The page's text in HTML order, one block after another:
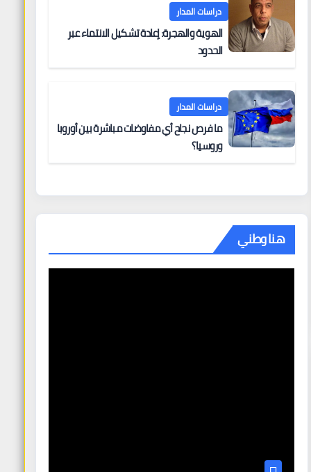
دراسات المدار
الهوية والهجرة: إعادة تشكيل الانتماء عبر
الحدود
دراسات المدار
ما فرص نجاح أي مفاوضات مباشرة بين أوروبا
وروسيا؟
هنا وطني